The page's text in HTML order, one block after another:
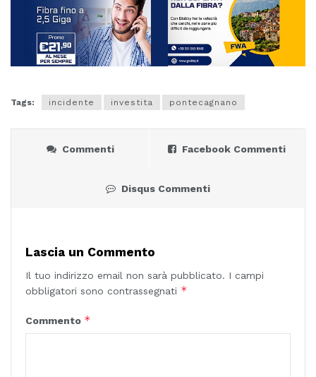
Tags: incidente investita pontecagnano
Commenti Facebook Commenti
Disqus Commenti
Lascia un Commento
Il tuo indirizzo email non sarà pubblicato. I campi
obbligatori sono contrassegnati *
Commento *